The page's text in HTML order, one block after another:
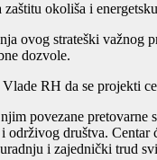
okoliša i
ovog strateški važnog
dozvole.
RH da se projekti
povezane
društva.
i zajednički trud